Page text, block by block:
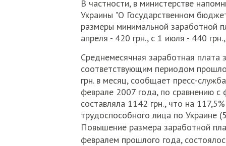
В частности, в министерстве
Украины "О Государственном
размеры минимальной заработной
апреля - 420 грн., с 1 июля - 440
Среднемесячная заработная плата
соответствующим периодом
грн. в месяц, сообщает пресс-
феврале 2007 года, по сравнению с
составляла 1142 грн., что на
трудоспособного лица по Украине
Повышение размера заработной
февралем прошлого года,